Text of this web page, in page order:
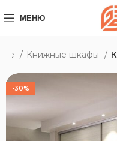
МЕНЮ
Книжные шкафы
-30%